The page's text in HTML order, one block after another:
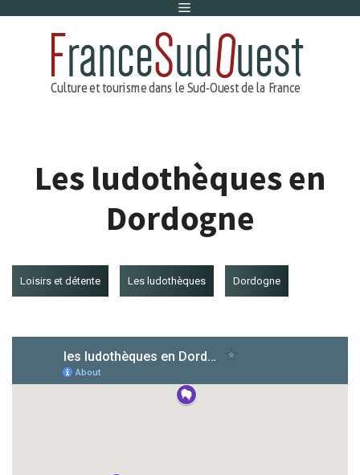
Menu
Les ludothèques en
Dordogne
Loisirs et détente Les ludothèques Dordogne